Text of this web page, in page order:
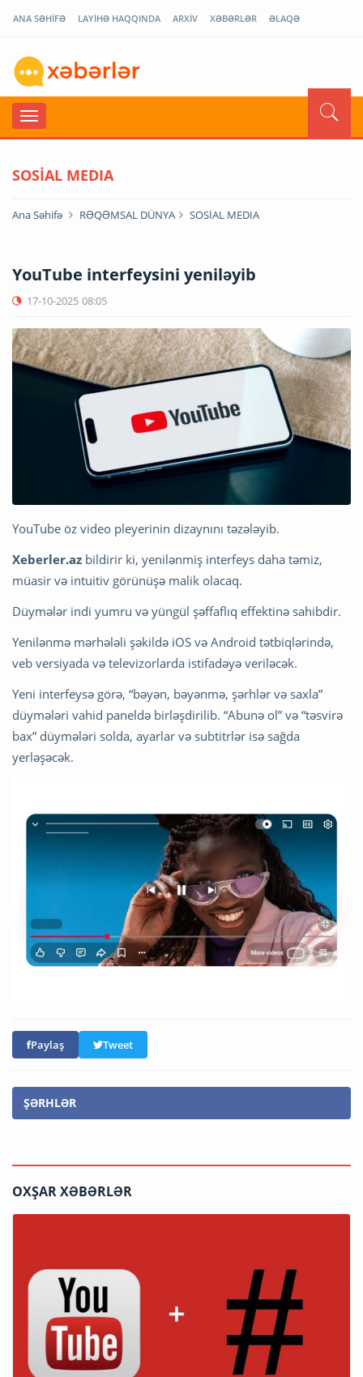
ANA SƏHİFƏ LAYİHƏ HAQQINDA ARXİV XƏBƏRLƏR ƏLAQƏ
SOSİAL MEDIA
Ana Səhifə RƏQƏMSAL DÜNYA SOSİAL MEDIA
YouTube interfeysini yeniləyib
17-10-2025 08:05
YouTube öz video pleyerinin dizaynını təzələyib.
Xeberler.az bildirir ki, yenilənmiş interfeys daha təmiz,
müasir və intuitiv görünüşə malik olacaq.
Düymələr indi yumru və yüngül şəffaflıq effektinə sahibdir.
Yenilənmə mərhələli şəkildə iOS və Android tətbiqlərində,
veb versiyada və televizorlarda istifadəyə veriləcək.
Yeni interfeysə görə, “bəyən, bəyənmə, şərhlər və saxla”
düymələri vahid paneldə birləşdirilib. “Abunə ol” və “təsvirə
bax” düymələri solda, ayarlar və subtitrlər isə sağda
yerləşəcək.
Paylaş Tweet
ŞƏRHLƏR
OXŞAR XƏBƏRLƏR